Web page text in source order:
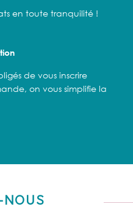
en toute tranquilité !
de vous inscrire
on vous simplifie la
NOUS